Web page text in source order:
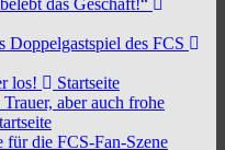
das Geschäft!“
Doppelgastspiel des FCS
los!
Startseite
aber auch frohe
für die FCS-Fan-Szene